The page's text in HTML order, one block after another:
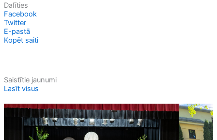
Dalīties
Facebook
Twitter
E-pastā
Kopēt saiti
Saistītie jaunumi
Lasīt visus